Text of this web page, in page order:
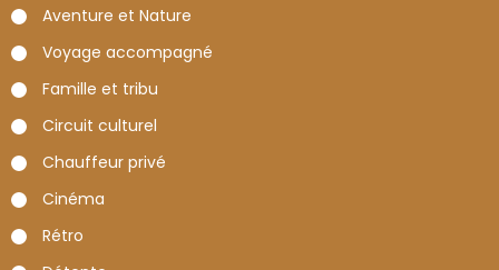
Aventure et Nature
Voyage accompagné
Famille et tribu
Circuit culturel
Chauffeur privé
Cinéma
Rétro